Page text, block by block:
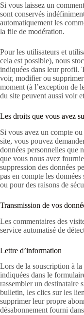
Si vous laissez un
sont conservés
automatiquement les
la file de modération.
Pour les utilisateurs et
cela est possible), nous
indiquées dans leur profil.
voir, modifier ou
moment (à l’exception de
du site peuvent aussi voir
Les droits que vous avez
Si vous avez un compte
site, vous pouvez
données personnelles que
que vous nous avez
suppression des données
pas en compte les
ou pour des raisons de
Transmission de vos
Les commentaires des
service automatisé de
Lettre d’information
Lors de la souscription à
indiquées dans le
rassembler un destinataire
bulletin, les clics sur les
supprimer leur propre
désabonnement fourni